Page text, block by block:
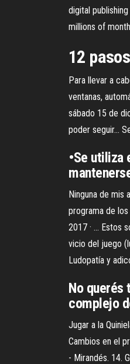
digital
millions of
12
Para llevar a
ventanas,
sábado 15 de
poder seguir…
•Se utiliza
Ninguna de mis
programa de
2017 · ... Estos
vicio del juego
Ludopatía y
No querés
complejo
Jugar a la
Cambios en el
- Mirandés. 14.